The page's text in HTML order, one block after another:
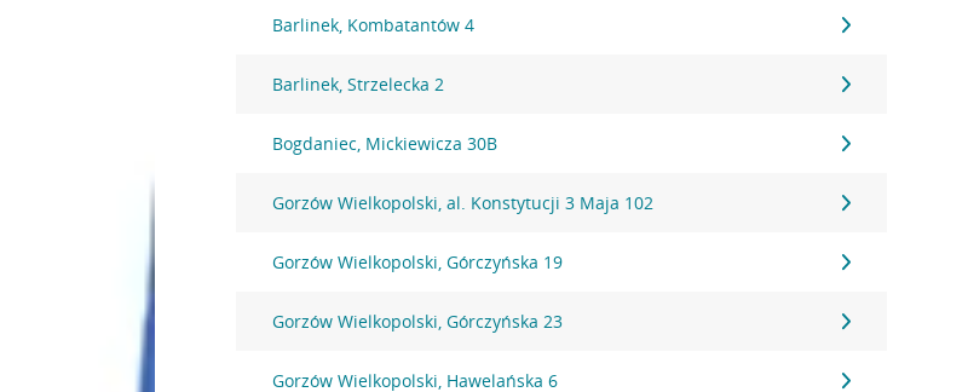
Barlinek, Kombatantów 4
Barlinek, Strzelecka 2
Bogdaniec, Mickiewicza 30B
Gorzów Wielkopolski, al. Konstytucji 3 Maja 102
Gorzów Wielkopolski, Górczyńska 19
Gorzów Wielkopolski, Górczyńska 23
Gorzów Wielkopolski, Hawelańska 6